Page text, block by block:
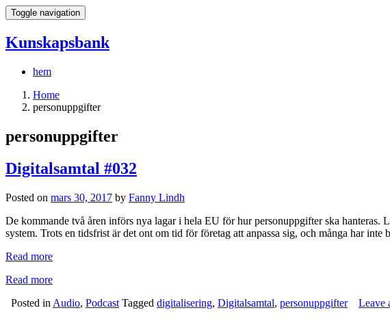
Toggle navigation
Kunskapsbank
hem
Home
personuppgifter
personuppgifter
Digitalsamtal #032
Posted on mars 30, 2017 by Fanny Lindh
De kommande två åren införs nya lagar i hela EU för hur personuppgifter ska
system. Trots en tidsfrist är det ont om tid för företag att anpassa sig, och många har
Read more
Read more
Posted in Audio, Podcast Tagged digitalisering, Digitalsamtal, personuppgifter Leave